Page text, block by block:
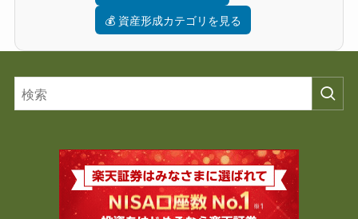
💰 資産形成カテゴリを見る